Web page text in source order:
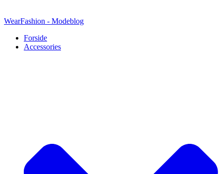
WearFashion - Modeblog
Forside
Accessories